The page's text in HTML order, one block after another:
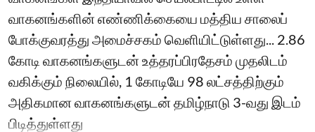
வாகனங்களின் எண்ணிக்கையை மத்திய சாலைப்
போக்குவரத்து அமைச்சகம் வெளியிட்டுள்ளது... 2.86
கோடி வாகனங்களுடன் உத்தரப்பிரதேசம் முதலிடம்
வகிக்கும் நிலையில், 1 கோடியே 98 லட்சத்திற்கும்
அதிகமான வாகனங்களுடன் தமிழ்நாடு 3-வது இடம்
பிடித்துள்ளது